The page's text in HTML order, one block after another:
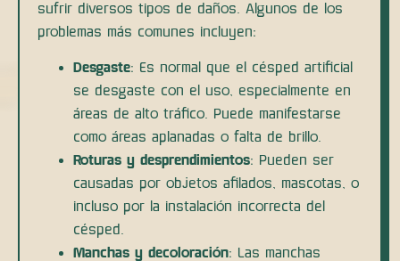
sufrir diversos tipos de daños. Algunos de los
problemas más comunes incluyen:
Desgaste: Es normal que el césped artificial
se desgaste con el uso, especialmente en
áreas de alto tráfico. Puede manifestarse
como áreas aplanadas o falta de brillo.
Roturas y desprendimientos: Pueden ser
causadas por objetos afilados, mascotas, o
incluso por la instalación incorrecta del
césped.
Manchas y decoloración: Las manchas